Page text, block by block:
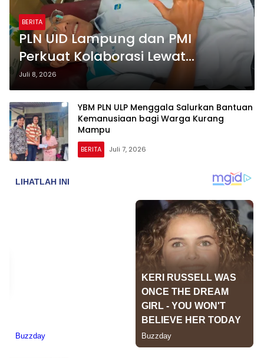
BERITA
PLN UID Lampung dan PMI
Perkuat Kolaborasi Lewat
Kegiatan Donor Darah Rutin
Juli 8, 2026
YBM PLN ULP Menggala Salurkan Bantuan
Kemanusiaan bagi Warga Kurang
Mampu
BERITA Juli 7, 2026